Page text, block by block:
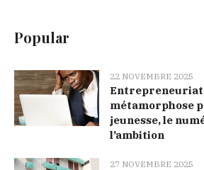
Popular
22 NOVEMBRE 2025
Entrepreneuriat
métamorphose
jeunesse, le
l’ambition
27 NOVEMBRE 2025